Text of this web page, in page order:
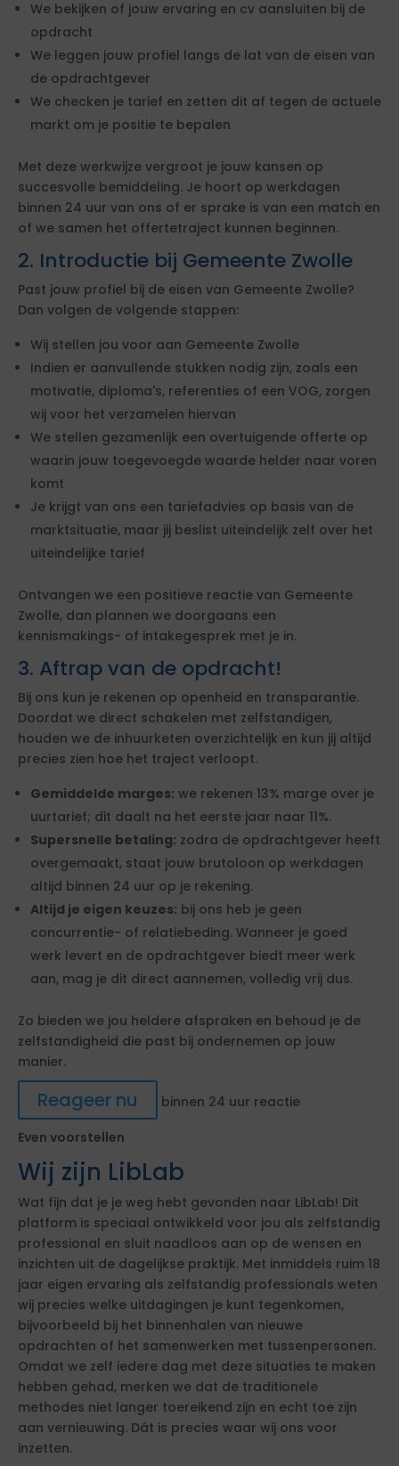
We bekijken of jouw ervaring en cv aansluiten bij de
opdracht
We leggen jouw profiel langs de lat van de eisen van
de opdrachtgever
We checken je tarief en zetten dit af tegen de actuele
markt om je positie te bepalen
Met deze werkwijze vergroot je jouw kansen op
succesvolle bemiddeling. Je hoort op werkdagen
binnen 24 uur van ons of er sprake is van een match en
of we samen het offertetraject kunnen beginnen.
2. Introductie bij Gemeente Zwolle
Past jouw profiel bij de eisen van Gemeente Zwolle?
Dan volgen de volgende stappen:
Wij stellen jou voor aan Gemeente Zwolle
Indien er aanvullende stukken nodig zijn, zoals een
motivatie, diploma's, referenties of een VOG, zorgen
wij voor het verzamelen hiervan
We stellen gezamenlijk een overtuigende offerte op
waarin jouw toegevoegde waarde helder naar voren
komt
Je krijgt van ons een tariefadvies op basis van de
marktsituatie, maar jij beslist uiteindelijk zelf over het
uiteindelijke tarief
Ontvangen we een positieve reactie van Gemeente
Zwolle, dan plannen we doorgaans een
kennismakings- of intakegesprek met je in.
3. Aftrap van de opdracht!
Bij ons kun je rekenen op openheid en transparantie.
Doordat we direct schakelen met zelfstandigen,
houden we de inhuurketen overzichtelijk en kun jij altijd
precies zien hoe het traject verloopt.
Gemiddelde marges: we rekenen 13% marge over je
uurtarief; dit daalt na het eerste jaar naar 11%.
Supersnelle betaling: zodra de opdrachtgever heeft
overgemaakt, staat jouw brutoloon op werkdagen
altijd binnen 24 uur op je rekening.
Altijd je eigen keuzes: bij ons heb je geen
concurrentie- of relatiebeding. Wanneer je goed
werk levert en de opdrachtgever biedt meer werk
aan, mag je dit direct aannemen, volledig vrij dus.
Zo bieden we jou heldere afspraken en behoud je de
zelfstandigheid die past bij ondernemen op jouw
manier.
Reageer nu
binnen 24 uur reactie
Even voorstellen
Wij zijn LibLab
Wat fijn dat je je weg hebt gevonden naar LibLab! Dit
platform is speciaal ontwikkeld voor jou als zelfstandig
professional en sluit naadloos aan op de wensen en
inzichten uit de dagelijkse praktijk. Met inmiddels ruim 18
jaar eigen ervaring als zelfstandig professionals weten
wij precies welke uitdagingen je kunt tegenkomen,
bijvoorbeeld bij het binnenhalen van nieuwe
opdrachten of het samenwerken met tussenpersonen.
Omdat we zelf iedere dag met deze situaties te maken
hebben gehad, merken we dat de traditionele
methodes niet langer toereikend zijn en echt toe zijn
aan vernieuwing. Dát is precies waar wij ons voor
inzetten.